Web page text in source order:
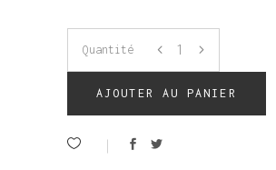
Quantité
AJOUTER AU PANIER